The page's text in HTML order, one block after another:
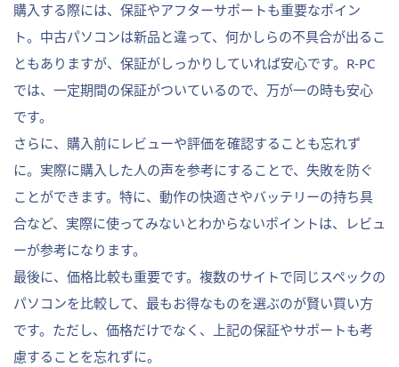
購入する際には、保証やアフターサポートも重要なポイン
ト。中古パソコンは新品と違って、何かしらの不具合が出るこ
ともありますが、保証がしっかりしていれば安心です。R-PC
では、一定期間の保証がついているので、万が一の時も安心
です。
さらに、購入前にレビューや評価を確認することも忘れず
に。実際に購入した人の声を参考にすることで、失敗を防ぐ
ことができます。特に、動作の快適さやバッテリーの持ち具
合など、実際に使ってみないとわからないポイントは、レビュ
ーが参考になります。
最後に、価格比較も重要です。複数のサイトで同じスペックの
パソコンを比較して、最もお得なものを選ぶのが賢い買い方
です。ただし、価格だけでなく、上記の保証やサポートも考
慮することを忘れずに。